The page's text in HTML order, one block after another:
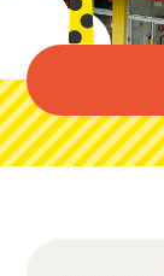
園のよ
バス経